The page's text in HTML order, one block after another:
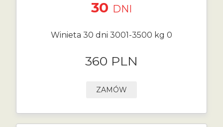
30 DNI
Winieta 30 dni 3001-3500 kg 0
360 PLN
ZAMÓW